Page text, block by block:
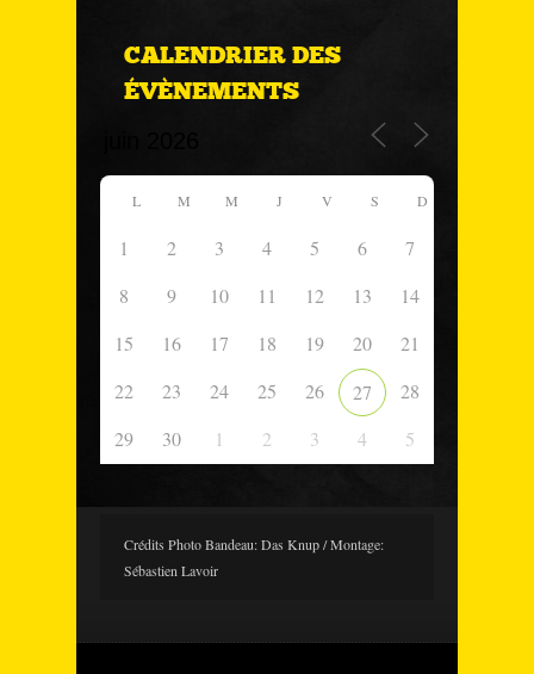
CALENDRIER DES
ÉVÈNEMENTS
L M M J V S D
1 2 3 4 5 6
7
8
9 10 11 12 13
14
15
16 17 18 19 20
21
22
23 24 25 26 27
28
29
30 1 2 3 4 5
Crédits Photo Bandeau: Das Knup / Montage:
Sébastien Lavoir